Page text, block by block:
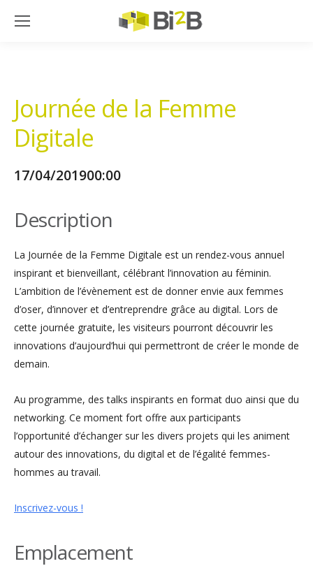
Journée de la Femme
Digitale
17/04/201900:00
Description
La Journée de la Femme Digitale est un rendez-vous annuel
inspirant et bienveillant, célébrant l’innovation au féminin.
L’ambition de l’évènement est de donner envie aux femmes
d’oser, d’innover et d’entreprendre grâce au digital. Lors de
cette journée gratuite, les visiteurs pourront découvrir les
innovations d’aujourd’hui qui permettront de créer le monde de
demain.
Au programme, des talks inspirants en format duo ainsi que du
networking. Ce moment fort offre aux participants
l’opportunité d’échanger sur les divers projets qui les animent
autour des innovations, du digital et de l’égalité femmes-
hommes au travail.
Inscrivez-vous !
Emplacement